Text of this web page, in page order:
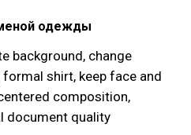
одежды
background, change
shirt, keep face and
composition,
document quality